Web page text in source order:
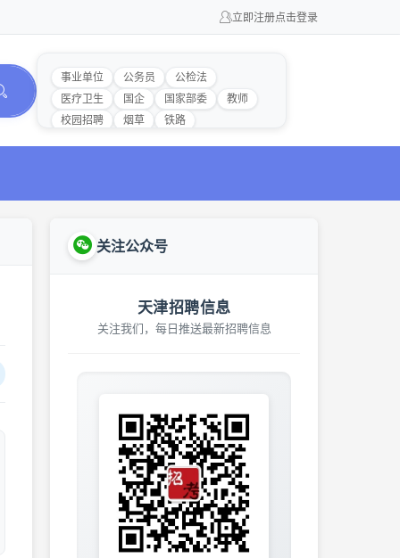
立即注册点击登录
事业单位 公务员
公检法
医疗卫生
国企 国家部委
教师
校园招聘
烟草 铁路
关注公众号
天津招聘信息
关注我们，每日推送最新招聘信息